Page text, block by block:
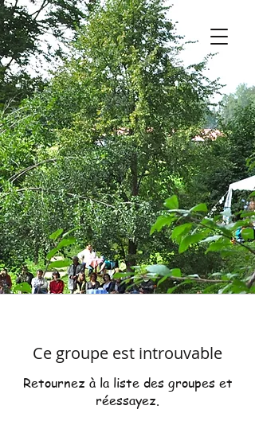
Ce groupe est introuvable
Retournez à la liste des groupes et
réessayez.